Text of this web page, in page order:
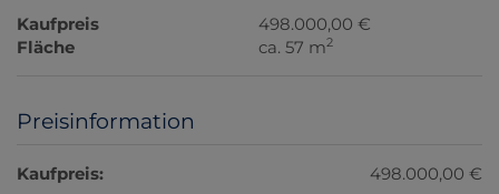
Kaufpreis
498.000,00 €
Fläche
ca. 57 m2
Preisinformation
Kaufpreis:
498.000,00 €